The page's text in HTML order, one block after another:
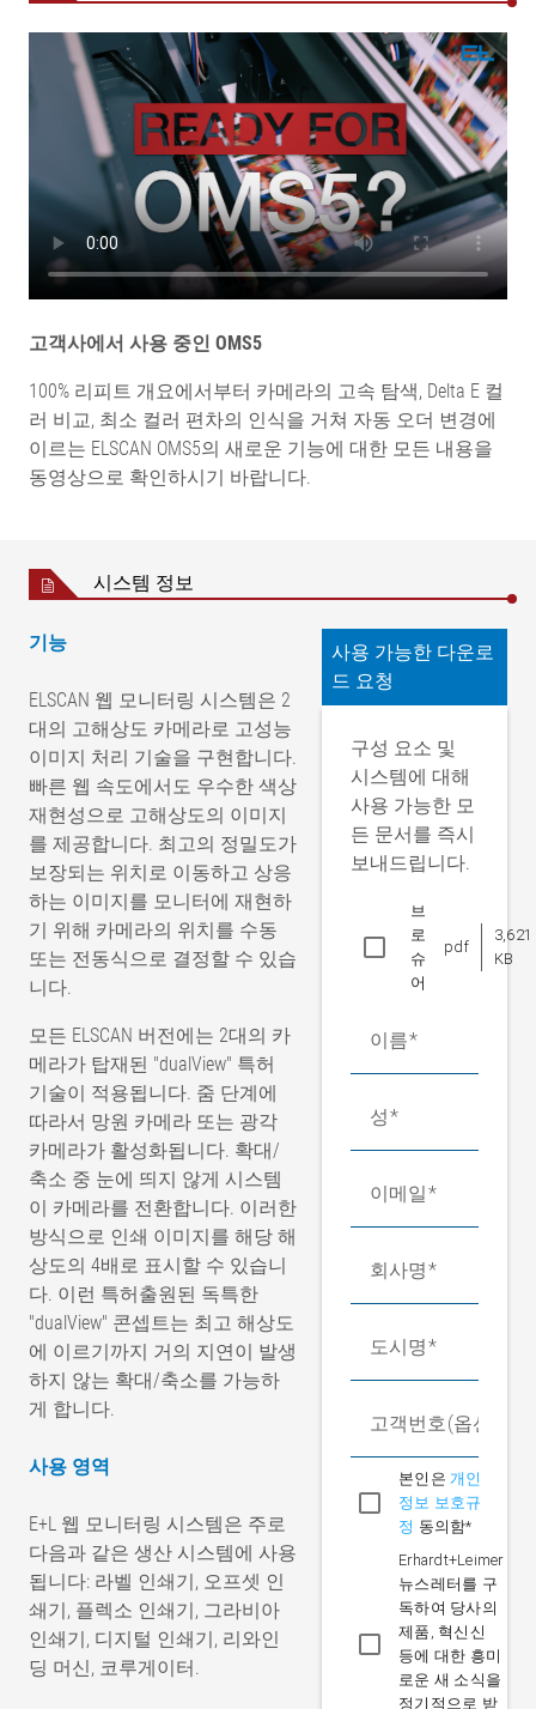
고객사에서 사용 중인 OMS5
100% 리피트 개요에서부터 카메라의 고속 탐색, Delta E 컬
러 비교, 최소 컬러 편차의 인식을 거쳐 자동 오더 변경에
이르는 ELSCAN OMS5의 새로운 기능에 대한 모든 내용을
동영상으로 확인하시기 바랍니다.
시스템 정보
기능
ELSCAN 웹 모니터링 시스템은 2
대의 고해상도 카메라로 고성능
이미지 처리 기술을 구현합니다.
빠른 웹 속도에서도 우수한 색상
재현성으로 고해상도의 이미지
를 제공합니다. 최고의 정밀도가
보장되는 위치로 이동하고 상응
하는 이미지를 모니터에 재현하
기 위해 카메라의 위치를 수동
또는 전동식으로 결정할 수 있습
니다.
모든 ELSCAN 버전에는 2대의 카
메라가 탑재된 "dualView" 특허
기술이 적용됩니다. 줌 단계에
따라서 망원 카메라 또는 광각
카메라가 활성화됩니다. 확대/
축소 중 눈에 띄지 않게 시스템
이 카메라를 전환합니다. 이러한
방식으로 인쇄 이미지를 해당 해
상도의 4배로 표시할 수 있습니
다. 이런 특허출원된 독특한
"dualView" 콘셉트는 최고 해상도
에 이르기까지 거의 지연이 발생
하지 않는 확대/축소를 가능하
게 합니다.
사용 영역
E+L 웹 모니터링 시스템은 주로
다음과 같은 생산 시스템에 사용
됩니다: 라벨 인쇄기, 오프셋 인
쇄기, 플렉소 인쇄기, 그라비아
인쇄기, 디지털 인쇄기, 리와인
딩 머신, 코루게이터.
사용 가능한 다운로
드 요청
구성 요소 및
시스템에 대해
사용 가능한 모
든 문서를 즉시
보내드립니다.
브
로
슈
어
pdf
3,621
KB
이름
성
이메일
회사명
도시명
고객번호(옵션)
본인은 개인
정보 보호규
정 동의함*
Erhardt+Leimer
뉴스레터를 구
독하여 당사의
제품, 혁신신
등에 대한 흥미
로운 새 소식을
정기적으로 받